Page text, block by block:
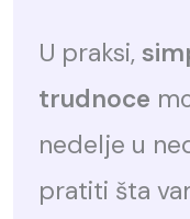
U praksi,
trudnoce
nedelje u
pratiti šta